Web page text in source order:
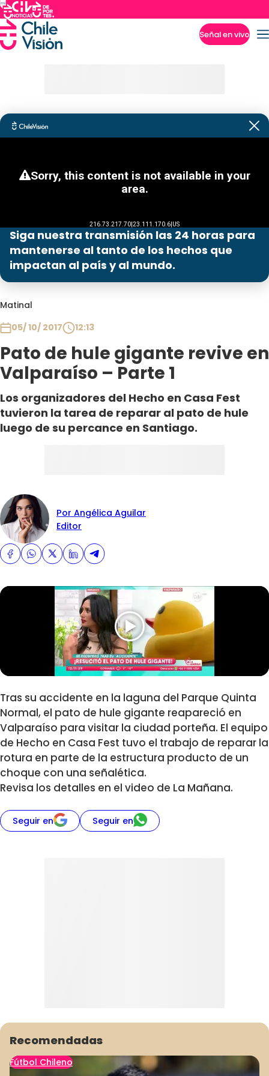
Señal en vivo
Siga nuestra transmisión las 24 horas para
mantenerse al tanto de los hechos que
impactan al país y al mundo.
Matinal
05/ 10/ 2017
12:13
Pato de hule gigante revive en
Valparaíso – Parte 1
Los organizadores del Hecho en Casa Fest
tuvieron la tarea de reparar al pato de hule
luego de su percance en Santiago.
Por Angélica Aguilar
Editor
Tras su accidente en la laguna del Parque Quinta
Normal, el pato de hule gigante reapareció en
Valparaíso para visitar la ciudad porteña. El equipo
de Hecho en Casa Fest tuvo el trabajo de reparar la
rotura en parte de la estructura producto de un
choque con una señalética.
Revisa los detalles en el video de La Mañana.
Seguir en Seguir en
Recomendadas
Fútbol Chileno
Programas
Club De La Comedia
Contigo en Directo
Plan Perfecto
El Tiempo
Sabingo
Todos Los Programas